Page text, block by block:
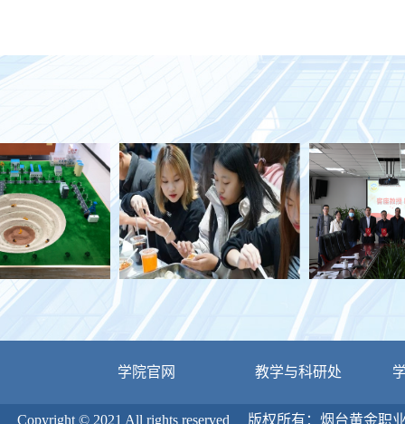
学院官网 教学与科研处
Copyright © 2021 All rights reserved 版权所有：烟台黄金职